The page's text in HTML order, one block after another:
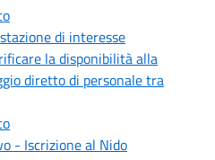
di interesse
la disponibilità alla
diretto di personale tra
- Iscrizione al Nido